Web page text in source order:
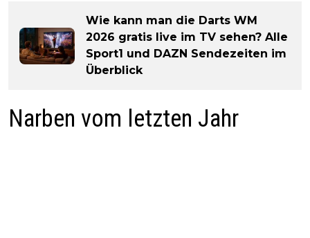
Wie kann man die Darts WM
2026 gratis live im TV sehen? Alle
Sport1 und DAZN Sendezeiten im
Überblick
Narben vom letzten Jahr